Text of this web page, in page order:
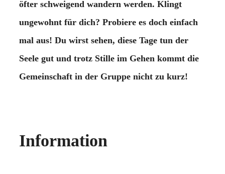
öfter schweigend wandern werden. Klingt
ungewohnt für dich? Probiere es doch einfach
mal aus! Du wirst sehen, diese Tage tun der
Seele gut und trotz Stille im Gehen kommt die
Gemeinschaft in der Gruppe nicht zu kurz!
Information